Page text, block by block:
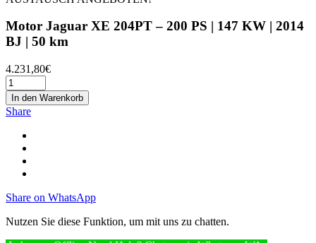
Motor Jaguar XE 204PT – 200 PS | 147 KW | 2014
BJ | 50 km
4.231,80€
In den Warenkorb
Share
Share on WhatsApp
Nutzen Sie diese Funktion, um mit uns zu chatten.